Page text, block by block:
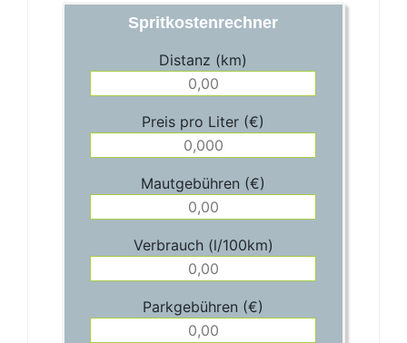
Spritkostenrechner
Distanz (km)
Preis pro Liter (€)
Mautgebühren (€)
Verbrauch (l/100km)
Parkgebühren (€)